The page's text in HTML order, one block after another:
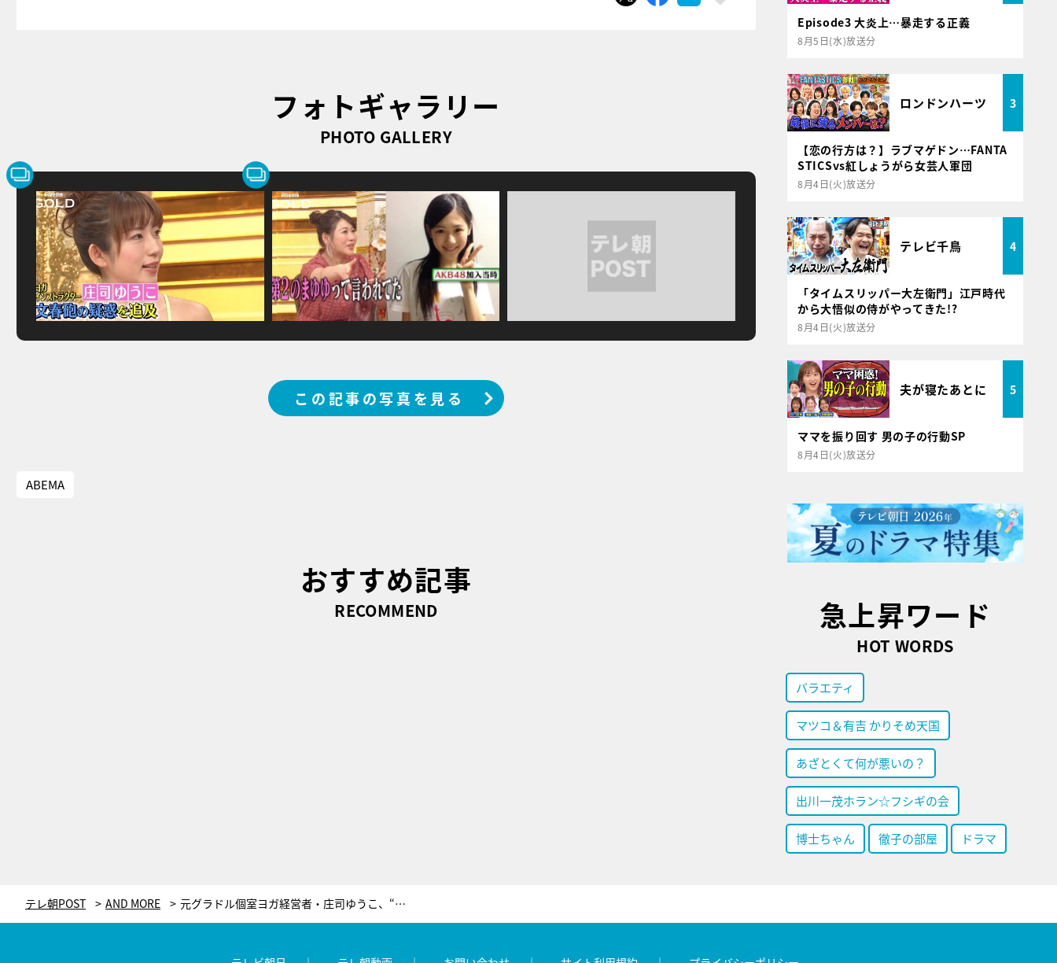
フォトギャラリー
PHOTO GALLERY
この記事の写真を見る
ABEMA
おすすめ記事
RECOMMEND
Episode3 大炎上…暴走する正義
8月5日(水)放送分
ロンドンハーツ 3
【恋の行方は？】ラブマゲドン…FANTA
STICSvs紅しょうがら女芸人軍団
8月4日(火)放送分
テレビ千鳥 4
「タイムスリッパー大左衛門」江戸時代
から大悟似の侍がやってきた!?
8月4日(火)放送分
夫が寝たあとに 5
ママを振り回す 男の子の行動SP
8月4日(火)放送分
急上昇ワード
HOT WORDS
バラエティ
マツコ＆有吉 かりそめ天国
あざとくて何が悪いの？
出川一茂ホラン☆フシギの会
博士ちゃん 徹子の部屋 ドラマ
テレ朝POST AND MORE 元グラドル個室ヨガ経営者・庄司ゆうこ、“疑惑”のヨガレッスンをスタジオ披露